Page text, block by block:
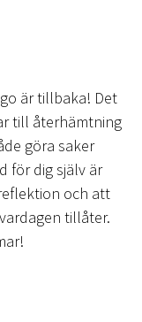
är tillbaka! Det
till återhämtning
göra saker
för dig själv är
och att
tillåter.